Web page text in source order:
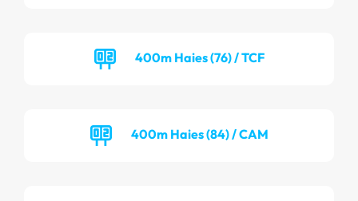
400m Haies (76) / TCF
400m Haies (84) / CAM